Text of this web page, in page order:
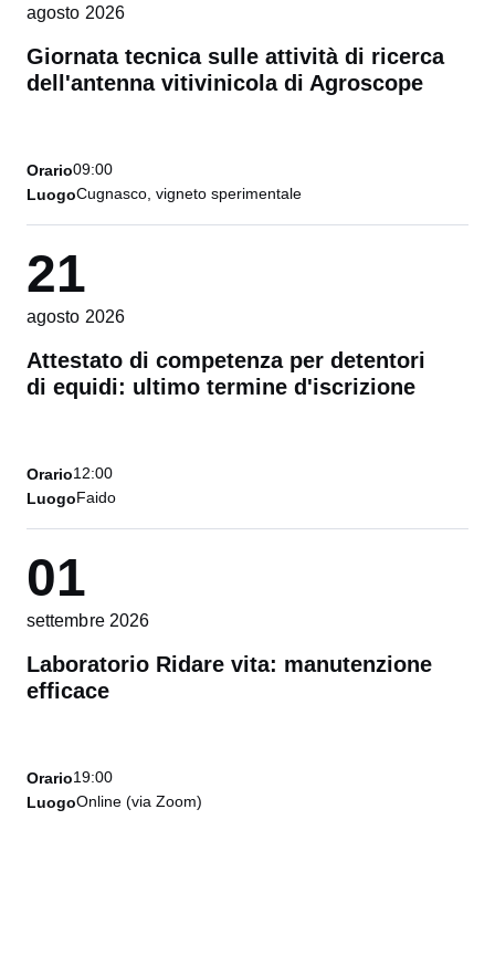
agosto 2026
Giornata tecnica sulle attività di ricerca
dell'antenna vitivinicola di Agroscope
Orario09:00
LuogoCugnasco, vigneto sperimentale
21
agosto 2026
Attestato di competenza per detentori
di equidi: ultimo termine d'iscrizione
Orario12:00
LuogoFaido
01
settembre 2026
Laboratorio Ridare vita: manutenzione
efficace
Orario19:00
LuogoOnline (via Zoom)